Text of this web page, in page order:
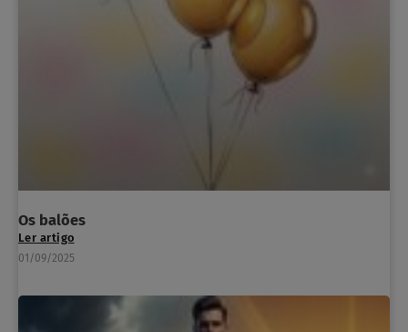
Os balões
Ler artigo
01/09/2025